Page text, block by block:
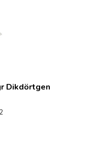
Dikdörtgen